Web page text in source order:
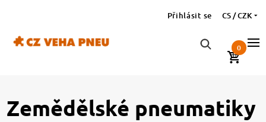
Přihlásit se CS / CZK
0
Zemědělské pneumatiky